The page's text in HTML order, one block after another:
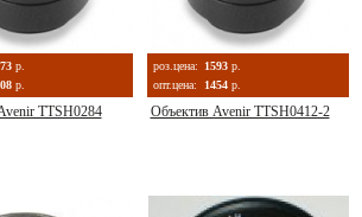
р.
р.
TTSH0284
роз.цена: 1593 р.
опт.цена:
1454 р.
Объектив Avenir TTSH0412-2